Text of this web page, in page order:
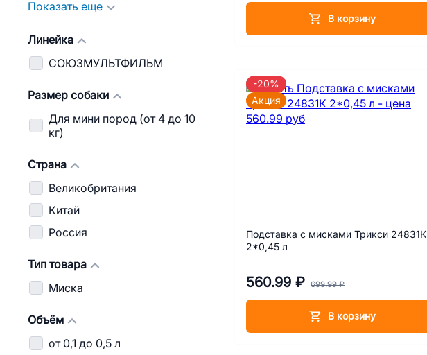
Показать еще
Линейка
СОЮЗМУЛЬТФИЛЬМ
Размер собаки
Для мини пород (от 4 до 10
кг)
Страна
Великобритания
Китай
Россия
Тип товара
Миска
Объём
от 0,1 до 0,5 л
В корзину
Подставка с мисками Трикси 24831К
2*0,45 л
560.99 ₽ 699.99 ₽
В корзину
-20%
Акция